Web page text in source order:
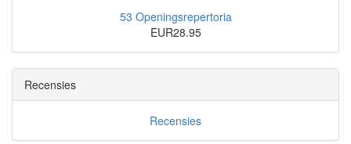
53 Openingsrepertoria
EUR28.95
Recensies
Recensies